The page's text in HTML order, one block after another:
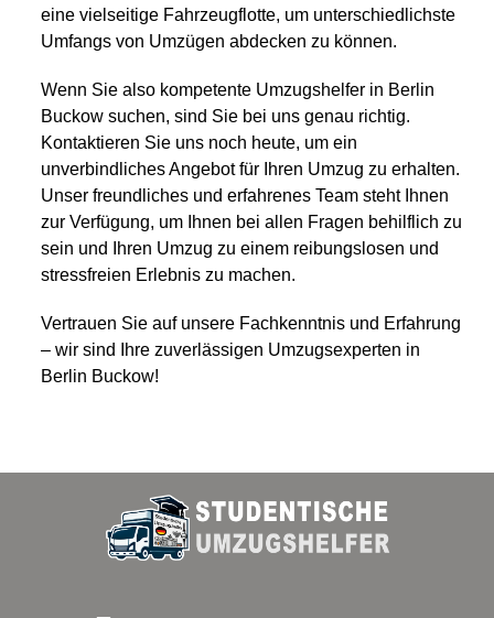
eine vielseitige Fahrzeugflotte, um unterschiedlichste
Umfangs von Umzügen abdecken zu können.
Wenn Sie also kompetente Umzugshelfer in Berlin
Buckow suchen, sind Sie bei uns genau richtig.
Kontaktieren Sie uns noch heute, um ein
unverbindliches Angebot für Ihren Umzug zu erhalten.
Unser freundliches und erfahrenes Team steht Ihnen
zur Verfügung, um Ihnen bei allen Fragen behilflich zu
sein und Ihren Umzug zu einem reibungslosen und
stressfreien Erlebnis zu machen.
Vertrauen Sie auf unsere Fachkenntnis und Erfahrung
– wir sind Ihre zuverlässigen Umzugsexperten in
Berlin Buckow!